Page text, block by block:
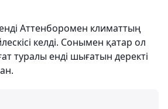
Аттенборомен климаттың
келді. Сонымен қатар ол
туралы енді шығатын деректі